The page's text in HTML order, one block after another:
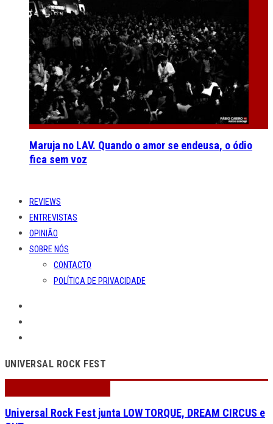
Maruja no LAV. Quando o amor se endeusa, o ódio
fica sem voz
REVIEWS
ENTREVISTAS
OPINIÃO
SOBRE NÓS
CONTACTO
POLÍTICA DE PRIVACIDADE
UNIVERSAL ROCK FEST
Universal Rock Fest junta LOW TORQUE, DREAM CIRCUS e